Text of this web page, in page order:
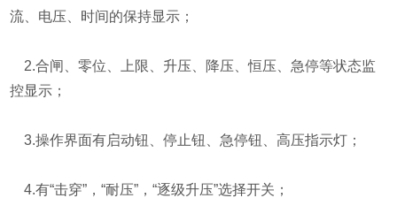
流、电压、时间的保持显示；
2.合闸、零位、上限、升压、降压、恒压、急停等状态监
控显示；
3.操作界面有启动钮、停止钮、急停钮、高压指示灯；
4.有“击穿”，“耐压”，“逐级升压”选择开关；